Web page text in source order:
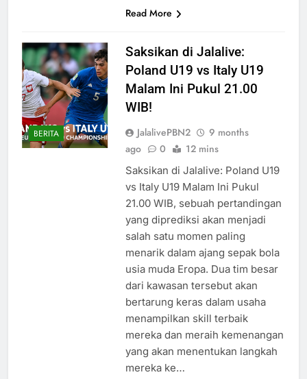
Read More
BERITA
Saksikan di Jalalive:
Poland U19 vs Italy U19
Malam Ini Pukul 21.00
WIB!
JalalivePBN2
9 months
ago
0 12 mins
Saksikan di Jalalive: Poland U19
vs Italy U19 Malam Ini Pukul
21.00 WIB, sebuah pertandingan
yang diprediksi akan menjadi
salah satu momen paling
menarik dalam ajang sepak bola
usia muda Eropa. Dua tim besar
dari kawasan tersebut akan
bertarung keras dalam usaha
menampilkan skill terbaik
mereka dan meraih kemenangan
yang akan menentukan langkah
mereka ke…